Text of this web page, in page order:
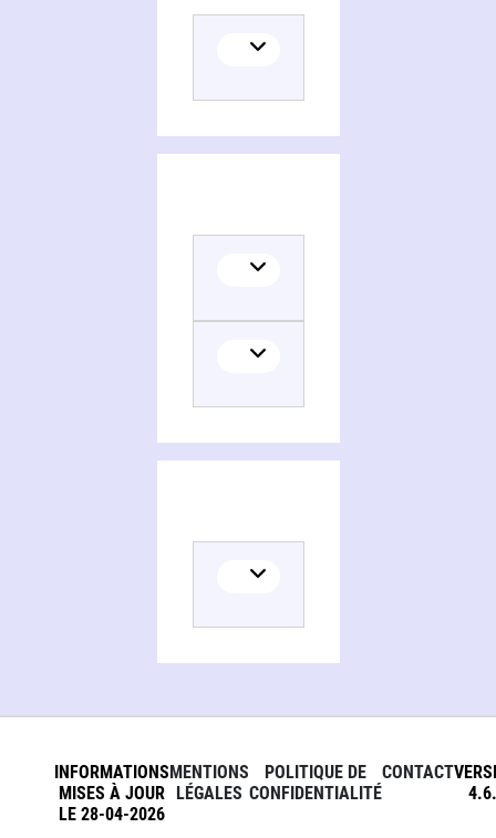
INFORMATIONS
MISES À JOUR
LE 28-04-2026
MENTIONS
LÉGALES
POLITIQUE DE
CONFIDENTIALITÉ
CONTACT